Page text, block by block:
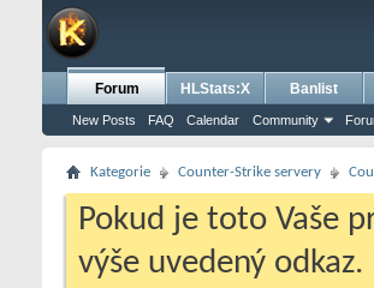
Forum
New Posts FAQ Calendar Community
HLStats:X Banlist
Kategorie Counter-Strike servery
Pokud je toto Vaše
výše uvedený